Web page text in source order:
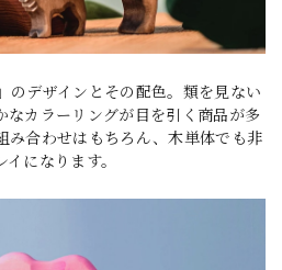
のデザインとその配色。類を見ない
なカラーリングが目を引く商品が多
み合わせはもちろん、木単体でも非
になります。